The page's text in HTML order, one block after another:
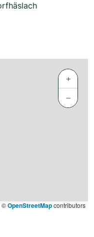
+
−
©OpenStreetMapcontributors